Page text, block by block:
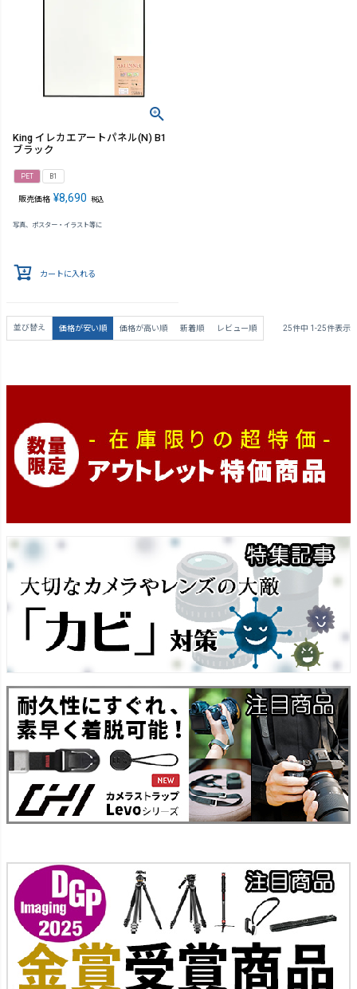
King イレカエアートパネル(N) B1
ブラック
PET B1
販売価格 ¥8,690 税込
写真、ポスター・イラスト等に
カートに入れる
並び替え 価格が安い順 価格が高い順 新着順 レビュー順 25件中 1 -25件表示